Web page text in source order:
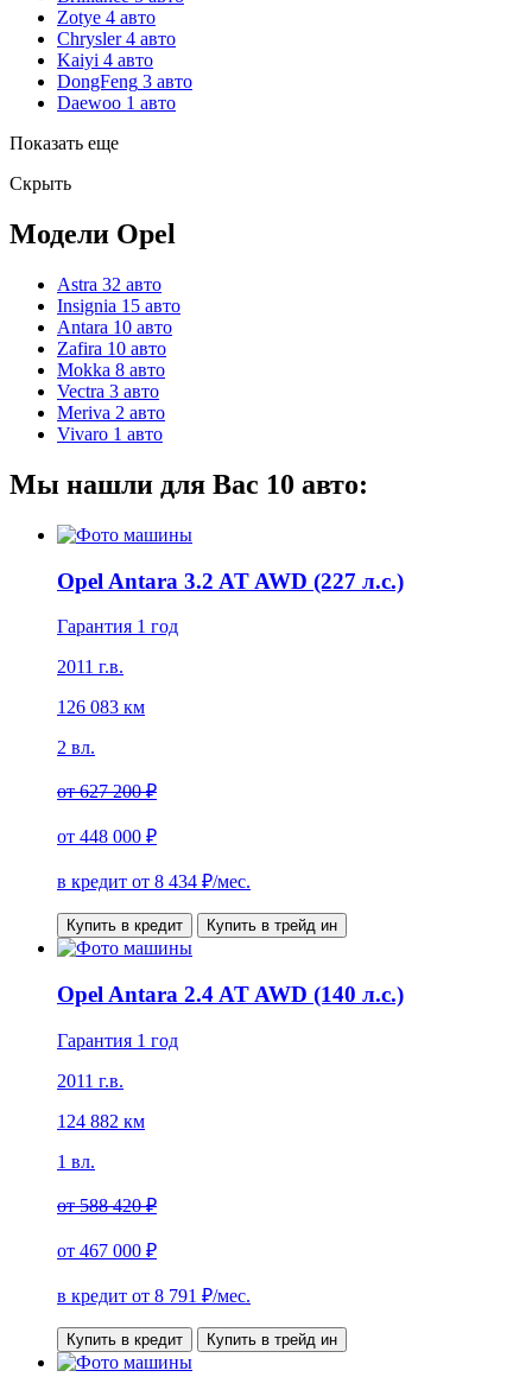
Zotye 4 авто
Chrysler 4 авто
Kaiyi 4 авто
DongFeng 3 авто
Daewoo 1 авто
Показать еще
Скрыть
Модели Opel
Astra 32 авто
Insignia 15 авто
Antara 10 авто
Zafira 10 авто
Mokka 8 авто
Vectra 3 авто
Meriva 2 авто
Vivaro 1 авто
Мы нашли для Вас 10 авто:
Opel Antara 3.2 AT AWD (227 л.с.)
Гарантия 1 год
2011 г.в.
126 083 км
2 вл.
от627 200 ₽
от 448 000 ₽
в кредит от 8 434 ₽/мес.
Купить в кредит Купить в трейд ин
Opel Antara 2.4 AT AWD (140 л.с.)
Гарантия 1 год
2011 г.в.
124 882 км
1 вл.
от588 420 ₽
от 467 000 ₽
в кредит от 8 791 ₽/мес.
Купить в кредит Купить в трейд ин